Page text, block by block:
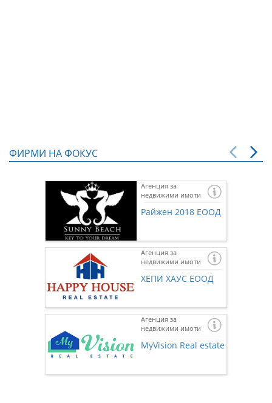
ФИРМИ НА ФОКУС
Агенция за
недвижими имоти
Райжен 2018 ЕООД
Агенция за
недвижими имоти
ХЕПИ ХАУС ЕООД
Агенция за
недвижими имоти
MyVision Real estate